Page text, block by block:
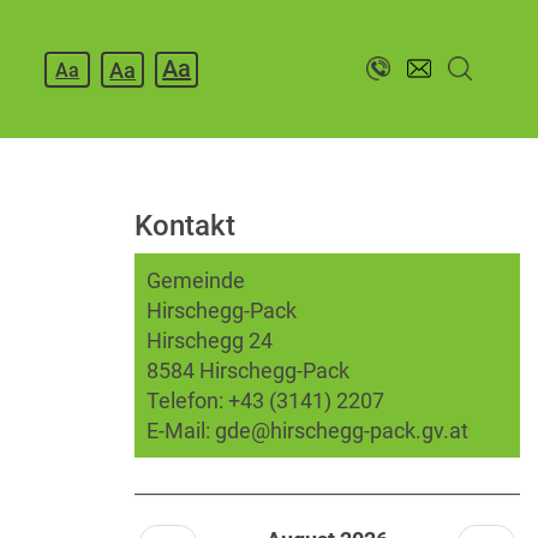
Aa Aa Aa
Kontakt
Gemeinde
Hirschegg-Pack
Hirschegg 24
8584 Hirschegg-Pack
Telefon: +43 (3141) 2207
E-Mail: gde@hirschegg-pack.gv.at